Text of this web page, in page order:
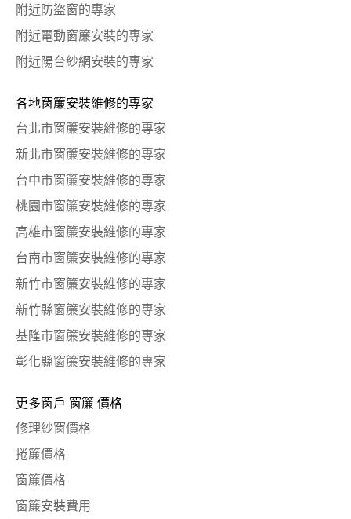
附近防盜窗的專家
附近電動窗簾安裝的專家
附近陽台紗網安裝的專家
各地窗簾安裝維修的專家
台北市窗簾安裝維修的專家
新北市窗簾安裝維修的專家
台中市窗簾安裝維修的專家
桃園市窗簾安裝維修的專家
高雄市窗簾安裝維修的專家
台南市窗簾安裝維修的專家
新竹市窗簾安裝維修的專家
新竹縣窗簾安裝維修的專家
基隆市窗簾安裝維修的專家
彰化縣窗簾安裝維修的專家
更多窗戶 窗簾 價格
修理紗窗價格
捲簾價格
窗簾價格
窗簾安裝費用